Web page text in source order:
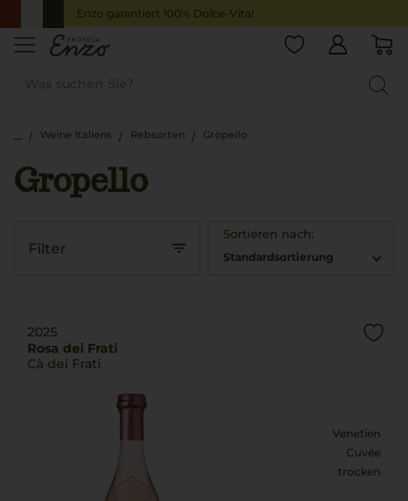
Enzo garantiert 100% Dolce-Vita!
Weine Italiens Rebsorten Gropello
Gropello
Filter
Sortieren nach:
Standardsortierung
2025
Rosa dei Frati
Cà dei Frati
Venetien
Cuvée
trocken